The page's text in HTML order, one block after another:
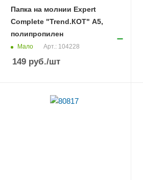
Папка на молнии Expert
Complete "Trend.КОТ" А5,
полипропилен
Мало Арт.: 104228
149 руб./шт